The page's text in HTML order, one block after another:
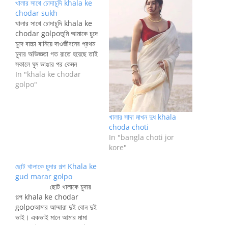
খালার সাথে চোদাচুদি khala ke
chodar sukh
খালার সাথে চোদাচুদি khala ke
chodar golpoতুমি আমাকে চুদে
চুদে বাচ্চা বানিয়ে দাওজীবনের প্রথম
চুদার অভিজ্ঞতা গত রাতে হয়েছে তাই
সকালে ঘুম ভাঙার পর কেমন
যেনসুখানুভূতি হচ্ছিলো। এতো অল্প
বয়সে এতো সুন্দর এতো রসে ভরা পূর্ণ
In "khala ke chodar
golpo"
খালার সাদা মাখন দুধ khala
choda choti
In "bangla choti jor
kore"
ছোট খালাকে চুদার গল্প Khala ke
gud marar golpo
ছোট খালাকে চুদার
গল্প khala ke chodar
golpoআমার আম্মারা দুই বোন দুই
ভাই। একভাই মানে আমার মামা